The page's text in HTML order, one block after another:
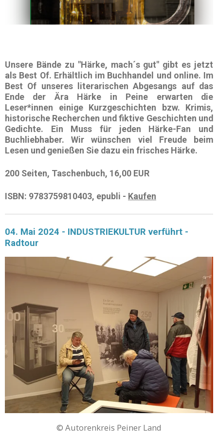
Unsere Bände zu "Härke, mach´s gut" gibt es jetzt
als Best Of. Erhältlich im Buchhandel und online. Im
Best Of unseres literarischen Abgesangs auf das
Ende der Ära Härke in Peine erwarten die
Leser*innen einige Kurzgeschichten bzw. Krimis,
historische Recherchen und fiktive Geschichten und
Gedichte. Ein Muss für jeden Härke-Fan und
Buchliebhaber. Wir wünschen viel Freude beim
Lesen und genießen Sie dazu ein frisches Härke.
200 Seiten, Taschenbuch, 16,00 EUR
ISBN: 9783759810403, epubli - Kaufen
04. Mai 2024 - INDUSTRIEKULTUR verführt -
Radtour
© Autorenkreis Peiner Land